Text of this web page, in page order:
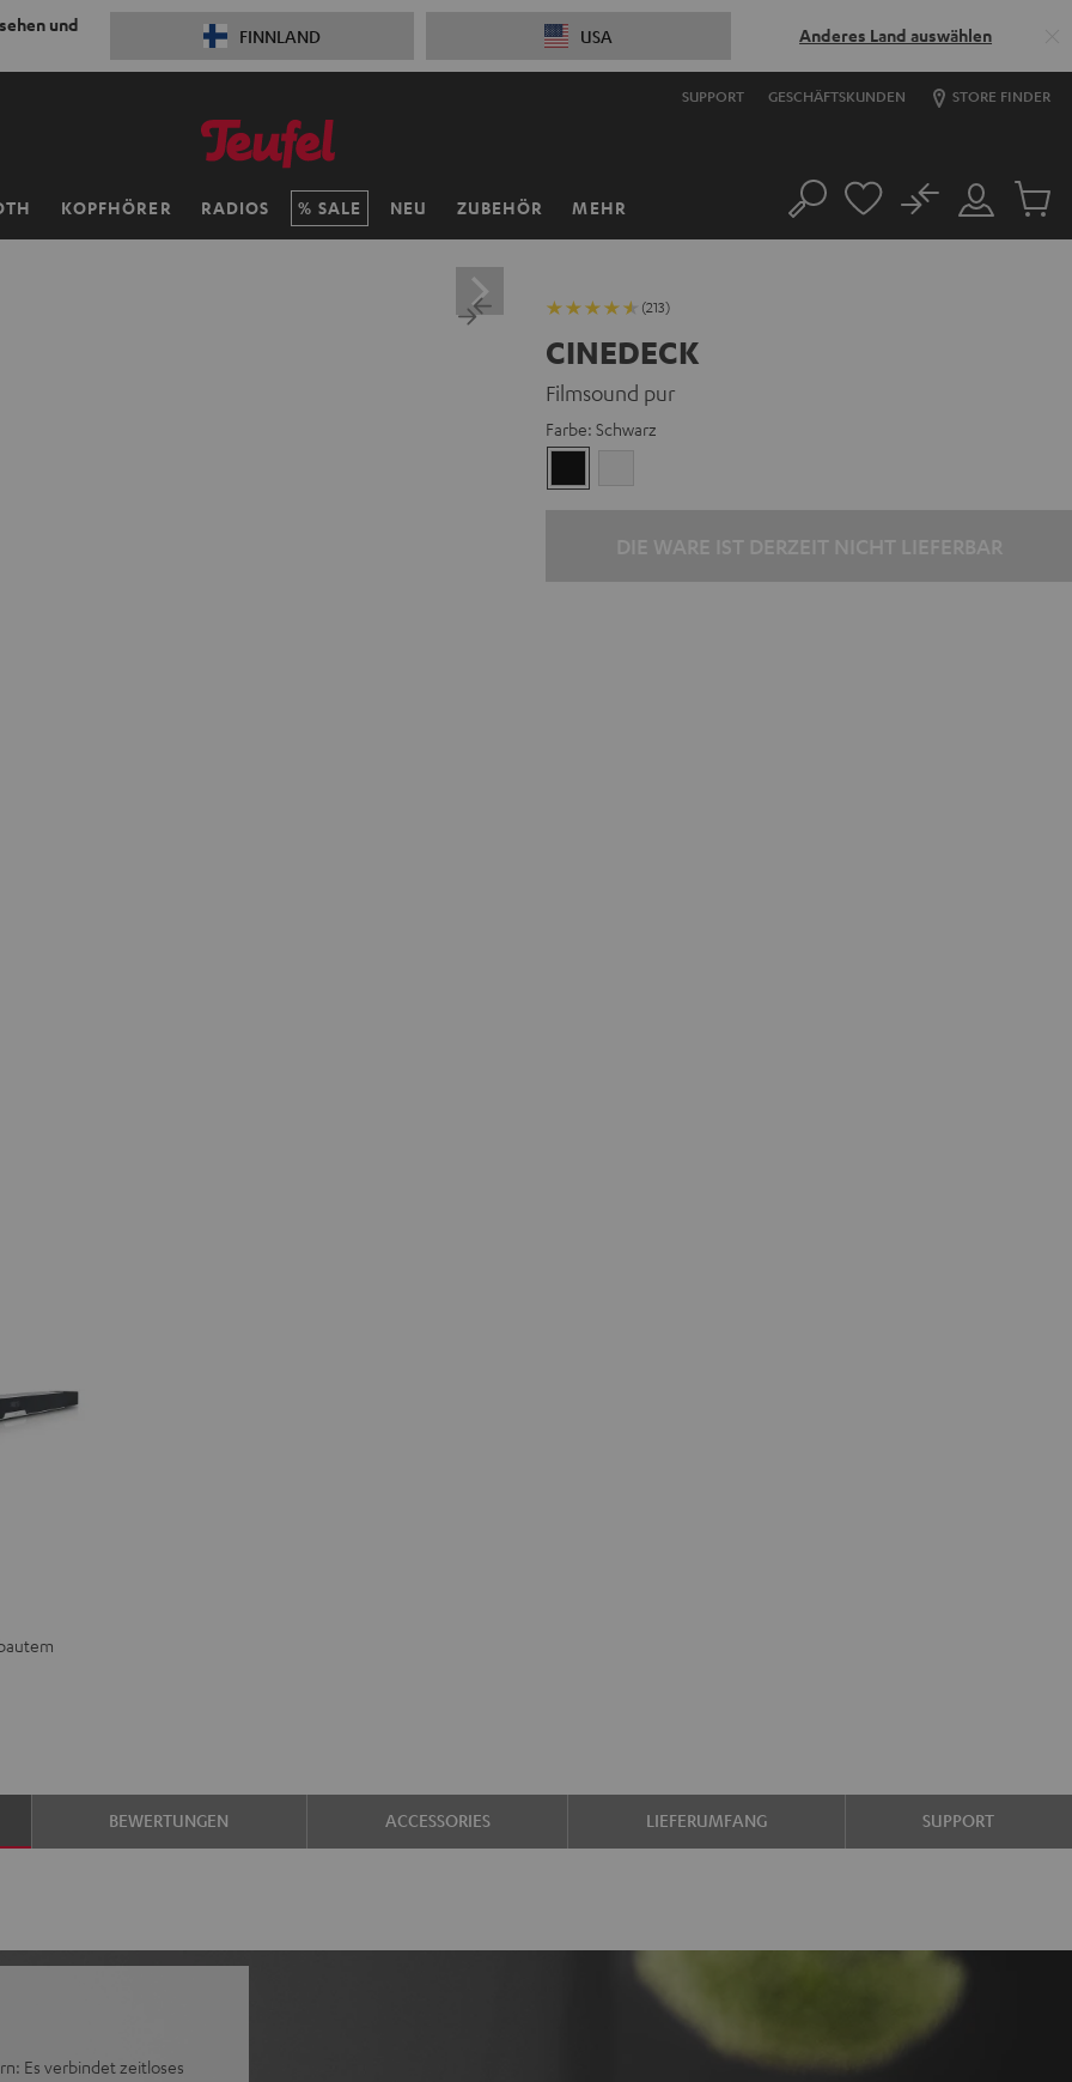
und
FINNLAND USA Anderes Land auswählen
SUPPORT GESCHÄFTSKUNDEN STORE FINDER
KOPFHÖRER RADIOS SALE NEU ZUBEHÖR MEHR Suche
Mein
Konto
No
Artikel
(213)
CINEDECK
Filmsound pur
Farbe: Schwarz
BEWERTUNGEN ACCESSORIES LIEFERUMFANG SUPPORT
Es verbindet zeitloses